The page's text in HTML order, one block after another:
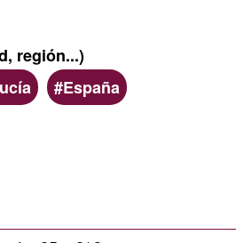
región...)
España